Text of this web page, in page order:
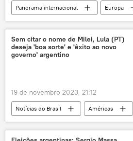
Panorama internacional
Europa
Reino Unido
The Guardian
censura
dados perfis
Sem citar o nome de Milei, Lula (PT)
deseja 'boa sorte' e 'êxito ao novo
governo' argentino
19 de novembro 2023, 21:12
Notícias do Brasil
Américas
Javier Milei
Luiz Inácio Lula da Silva
Argentina
Brasil